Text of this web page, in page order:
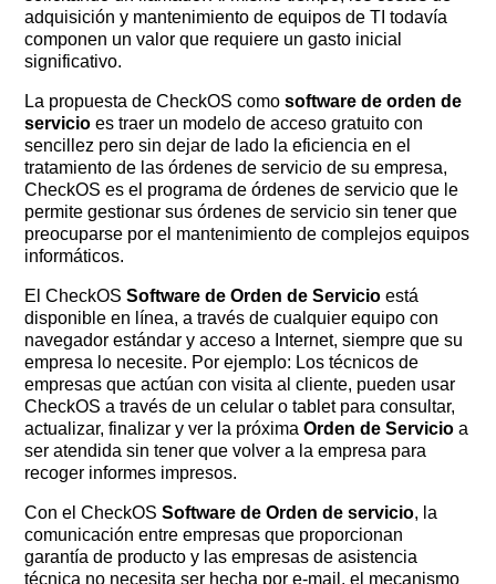
adquisición y mantenimiento de equipos de TI todavía
componen un valor que requiere un gasto inicial
significativo.
La propuesta de CheckOS comosoftware de orden de
servicio es traer un modelo de acceso gratuito con
sencillez pero sin dejar de lado la eficiencia en el
tratamiento de las órdenes de servicio de su empresa,
CheckOS es el programa de órdenes de servicio que le
permite gestionar sus órdenes de servicio sin tener que
preocuparse por el mantenimiento de complejos equipos
informáticos.
El CheckOSSoftware de Orden de Servicio está
disponible en línea, a través de cualquier equipo con
navegador estándar y acceso a Internet, siempre que su
empresa lo necesite. Por ejemplo: Los técnicos de
empresas que actúan con visita al cliente, pueden usar
CheckOS a través de un celular o tablet para consultar,
actualizar, finalizar y ver la próximaOrden de Servicio a
ser atendida sin tener que volver a la empresa para
recoger informes impresos.
Con el CheckOSSoftware de Orden de servicio, la
comunicación entre empresas que proporcionan
garantía de producto y las empresas de asistencia
técnica no necesita ser hecha por e-mail, el mecanismo